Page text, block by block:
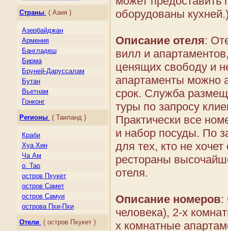
Южная Америка
Страны ( Азия )
Азербайджан
Армения
Бангладеш
Бирма
Бруней-Даруссалам
Бутан
Вьетнам
Гонконг
Индия
Индонезия
Казахстан
Камбоджа
Киргизия
Китай
Лаос
Макао
Малайзия
Мальдивы
Монголия
Регионы ( Таиланд )
Краби
Хуа Хин
Ча Ам
о. Тао
остров Пхукет
остров Самет
остров Самуи
острова Пхи-Пхи
Отели ( остров Пхукет )
оборудованы
Описание отеля:
вилл и
ценящих свободу и
апартаменты можно
срок. Служба
туры по запросу
Практически все
и набор посуды. По
для тех, кто не
рестораны
отеля.
Описание номеров:
человека), 2-х
х комнатные